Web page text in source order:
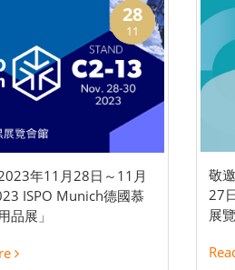
28
11
年11月28日～11月
ISPO Munich德國慕
品展」
敬
27
展